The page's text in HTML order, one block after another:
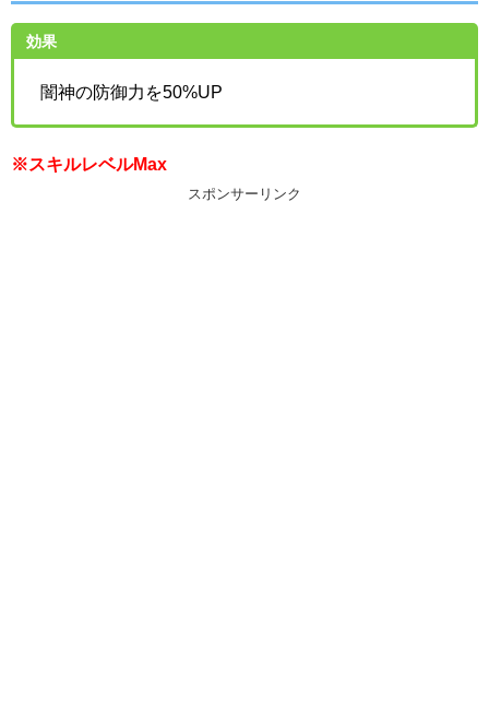
効果
闇神の防御力を50%UP
※スキルレベルMax
スポンサーリンク